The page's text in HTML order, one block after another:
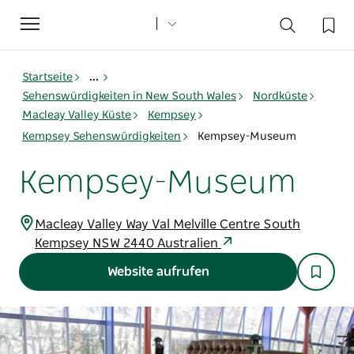
Toggle
navigation
Startseite
...
Sehenswürdigkeiten in New South Wales
Nordküste
Macleay Valley Küste
Kempsey
Kempsey Sehenswürdigkeiten
Kempsey-Museum
Kempsey-Museum
Macleay Valley Way Val Melville Centre South
Kempsey NSW 2440 Australien
Website aufrufen